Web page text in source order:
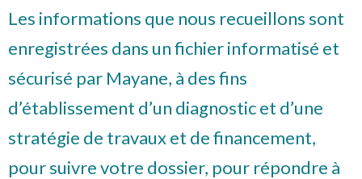
Les informations que nous recueillons sont
enregistrées dans un fichier informatisé et
sécurisé par Mayane, à des fins
d’établissement d’un diagnostic et d’une
stratégie de travaux et de financement,
pour suivre votre dossier, pour répondre à